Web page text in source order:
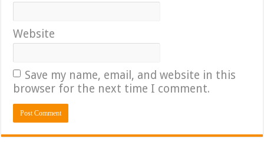
Website
Save my name, email, and website in this
browser for the next time I comment.